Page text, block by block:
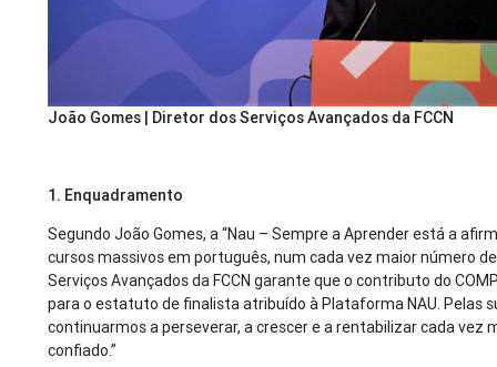
João Gomes | Diretor dos Serviços Avançados da FCCN
1. Enquadramento
Segundo João Gomes, a “Nau – Sempre a Aprender está a
cursos massivos em português, num cada vez maior número
Serviços Avançados da FCCN garante que o contributo do
para o estatuto de finalista atribuído à Plataforma NAU. Pelas
continuarmos a perseverar, a crescer e a rentabilizar cada
confiado.”